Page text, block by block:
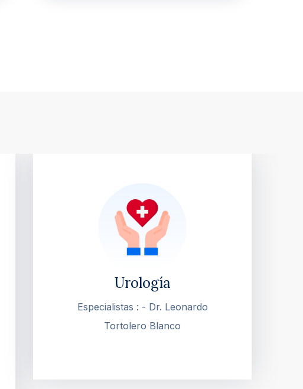
Urología
Especialistas : - Dr. Leonardo
Tortolero Blanco